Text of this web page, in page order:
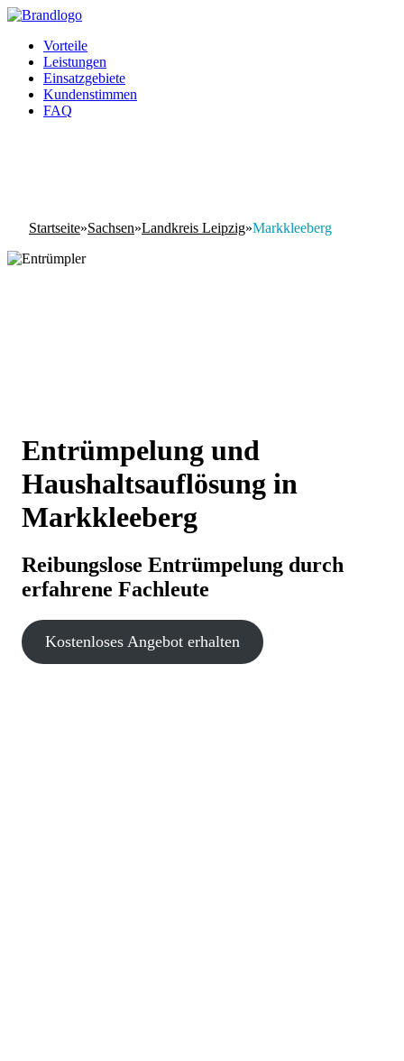
Vorteile
Leistungen
Einsatzgebiete
Kundenstimmen
FAQ
Startseite»Sachsen»Landkreis Leipzig»Markkleeberg
Entrümpelung und
Haushaltsauflösung in
Markkleeberg
Reibungslose Entrümpelung durch
erfahrene Fachleute
Kostenloses Angebot erhalten